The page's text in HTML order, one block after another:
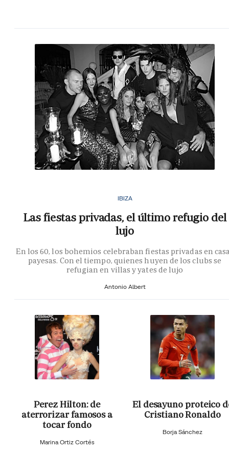
IBIZA
Las fiestas privadas, el último refugio del
lujo
En los 60, los bohemios celebraban fiestas privadas en
payesas. Con el tiempo, quienes huyen de los clubs se
refugian en villas y yates de lujo
Antonio Albert
Perez Hilton: de
aterrorizar famosos a
tocar fondo
Marina Ortiz Cortés
El desayuno proteico
Cristiano Ronaldo
Borja Sánchez